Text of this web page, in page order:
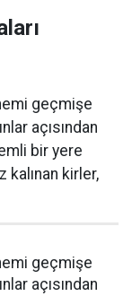
geçmişe
açısından
bir yere
kalınan kirler,
geçmişe
açısından